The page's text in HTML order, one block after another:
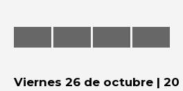
Radio
Viernes 26 de octubre | 20